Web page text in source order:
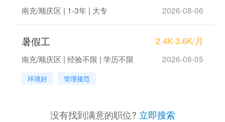
南充/顺庆区 | 1-3年 | 大专 2026-08-06
暑假工 2.4K-3.6K/月
南充/顺庆区 | 经验不限 | 学历不限 2026-08-05
环境好 管理规范
没有找到满意的职位? 立即搜索